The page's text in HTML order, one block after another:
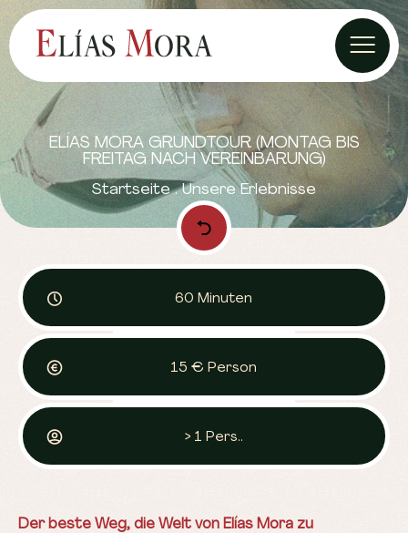
ELÍAS MORA GRUNDTOUR (MONTAG BIS
FREITAG NACH VEREINBARUNG)
Startseite.Unsere Erlebnisse
60 Minuten
15 € Person
> 1 Pers..
Der beste Weg, die Welt von Elías Mora zu
IMPRESSUM
DATENSCHUTZERKLÄRUNG
COOKIE-RICHTLINIE